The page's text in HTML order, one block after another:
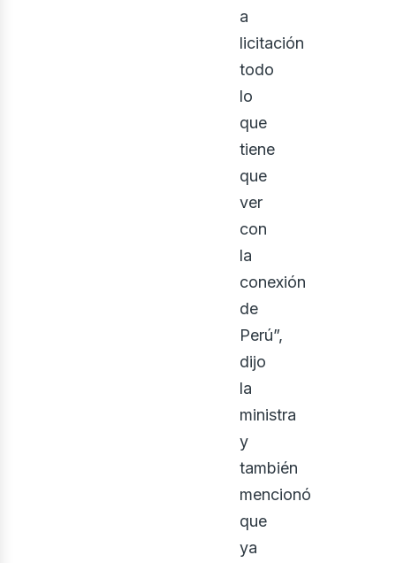
a
licitación
todo
lo
que
tiene
que
ver
con
la
conexión
de
Perú”,
dijo
la
ministra
y
también
mencionó
que
ya